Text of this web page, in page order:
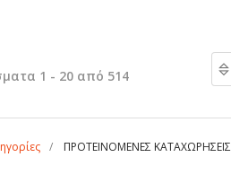
1 - 20 από 514
ΠΡΟΤΕΙΝΟΜΕΝΕΣ ΚΑΤΑΧΩΡΗΣΕΙΣ